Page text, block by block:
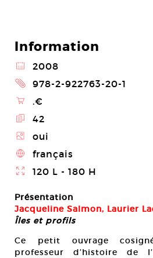
Information
@ 2008
2 978-2-922763-20-1
\ .€
E 42
Z oui
4 français
} 120 L - 180 H
Présentation
Jacqueline Salmon, Laurier
Îles et profils
Ce petit ouvrage
professeur d’histoire de